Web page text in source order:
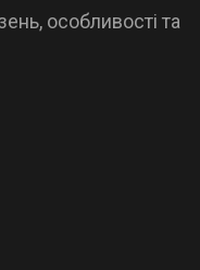
особливості та